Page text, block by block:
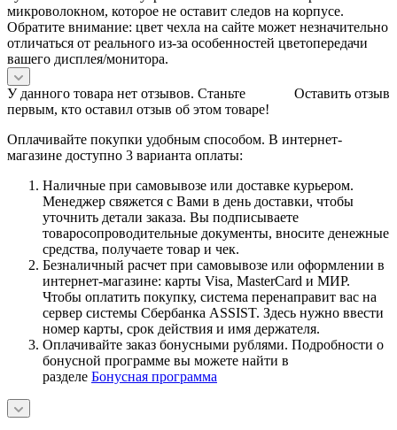
микроволокном, которое не оставит следов на корпусе.
Обратите внимание: цвет чехла на сайте может незначительно
отличаться от реального из-за особенностей цветопередачи
вашего дисплея/монитора.
Оставить отзыв
У данного товара нет отзывов. Станьте
первым, кто оставил отзыв об этом товаре!
Оплачивайте покупки удобным способом. В интернет-
магазине доступно 3 варианта оплаты:
Наличные при самовывозе или доставке курьером.
Менеджер свяжется с Вами в день доставки, чтобы
уточнить детали заказа. Вы подписываете
товаросопроводительные документы, вносите денежные
средства, получаете товар и чек.
Безналичный расчет при самовывозе или оформлении в
интернет-магазине: карты Visa, MasterCard и МИР.
Чтобы оплатить покупку, система перенаправит вас на
сервер системы Сбербанка ASSIST. Здесь нужно ввести
номер карты, срок действия и имя держателя.
Оплачивайте заказ бонусными рублями. Подробности о
бонусной программе вы можете найти в
разделе Бонусная программа